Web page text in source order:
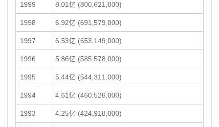
1999 8.01亿 (800,621,000)
1998 6.92亿 (691,579,000)
1997 6.53亿 (653,149,000)
1996 5.86亿 (585,578,000)
1995 5.44亿 (544,311,000)
1994 4.61亿 (460,526,000)
1993 4.25亿 (424,918,000)